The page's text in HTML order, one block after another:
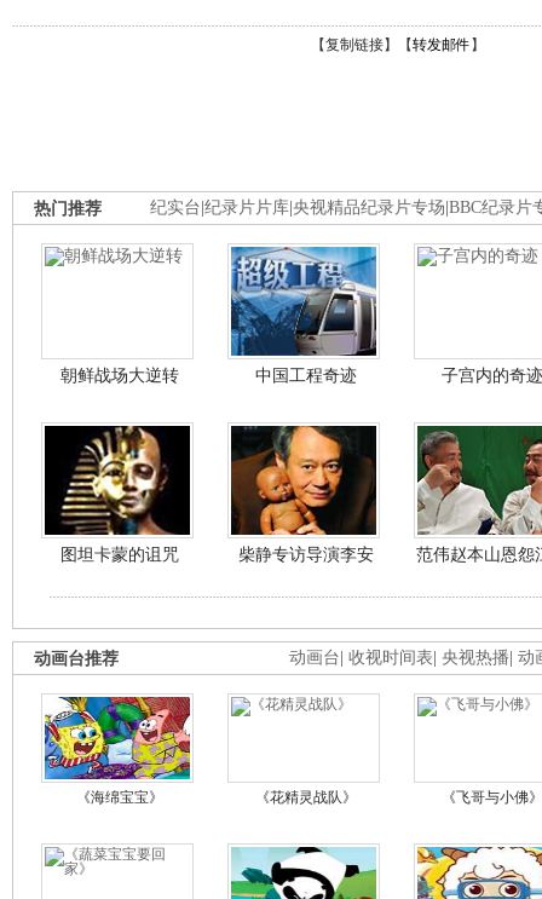
【复制链接】【转发邮件 】
纪实台 纪录片片库 央视精品纪录片专场 BBC纪录片
热门推荐
朝鲜战场大逆转 中国工程奇迹 子宫内的奇迹
图坦卡蒙的诅咒 柴静专访导演李安 范伟赵本山恩怨
动画台 收视时间表 央视热播 动
动画台推荐
《海绵宝宝》 《花精灵战队》 《飞哥与小佛》